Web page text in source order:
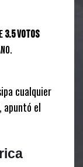
3.5 votos
cualquier
apuntó el